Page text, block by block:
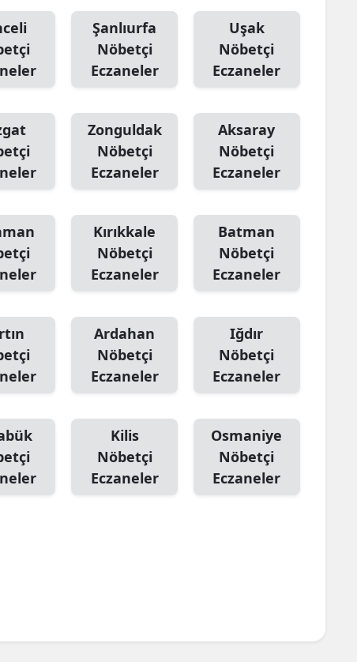
Şanlıurfa
Nöbetçi
Eczaneler
Uşak
Nöbetçi
Eczaneler
Zonguldak
Nöbetçi
Eczaneler
Aksaray
Nöbetçi
Eczaneler
Kırıkkale
Nöbetçi
Eczaneler
Batman
Nöbetçi
Eczaneler
Ardahan
Nöbetçi
Eczaneler
Iğdır
Nöbetçi
Eczaneler
Kilis
Nöbetçi
Eczaneler
Osmaniye
Nöbetçi
Eczaneler